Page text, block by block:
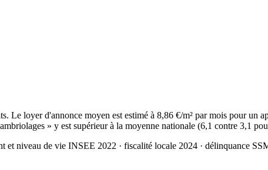
Le loyer d'annonce moyen est estimé à 8,86 €/m² par mois pour un
» y est supérieur à la moyenne nationale (6,1 contre 3,1
et niveau de vie INSEE 2022 · fiscalité locale 2024 · délinquance